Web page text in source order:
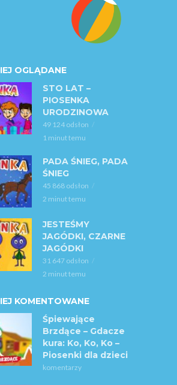
OGLĄDANE
STO LAT –
PIOSENKA
URODZINOWA
49 124 odsłon
1 minut temu
PADA ŚNIEG, PADA
ŚNIEG
45 868 odsłon
2 minut temu
JESTEŚMY
JAGÓDKI, CZARNE
JAGÓDKI
31 647 odsłon
2 minut temu
KOMENTOWANE
Śpiewające
Brzdące – Gdacze
kura: Ko, Ko, Ko –
Piosenki dla dzieci
komentarzy